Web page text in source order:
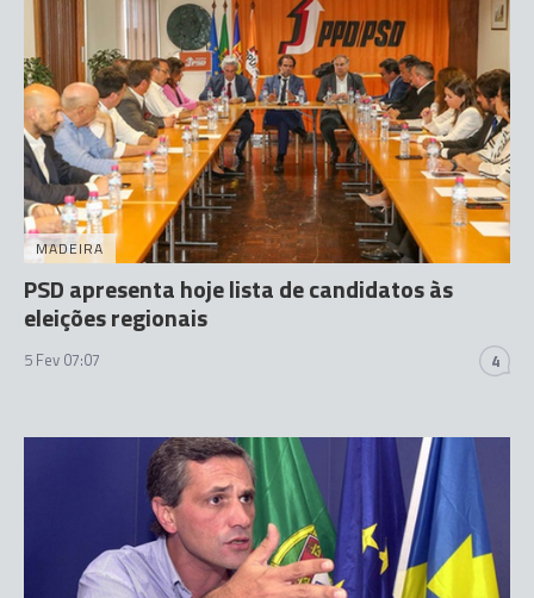
MADEIRA
PSD apresenta hoje lista de candidatos às
eleições regionais
5 Fev 07:07 4